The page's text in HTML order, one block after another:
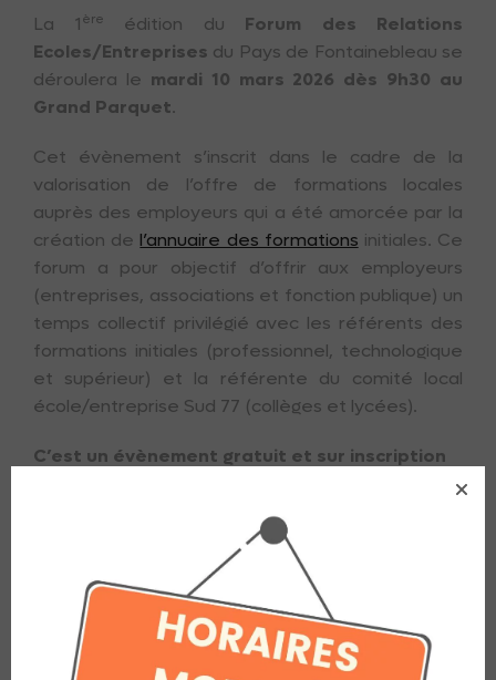
La 1ère édition du Forum des Relations
Ecoles/Entreprises du Pays de Fontainebleau se
déroulera le mardi 10 mars 2026 dès 9h30 au
Grand Parquet.
Cet évènement s’inscrit dans le cadre de la
valorisation de l’offre de formations locales
auprès des employeurs qui a été amorcée par la
création de l’annuaire des formations initiales. Ce
forum a pour objectif d’offrir aux employeurs
(entreprises, associations et fonction publique) un
temps collectif privilégié avec les référents des
formations initiales (professionnel, technologique
et supérieur) et la référente du comité local
école/entreprise Sud 77 (collèges et lycées).
C’est un évènement gratuit et sur inscription